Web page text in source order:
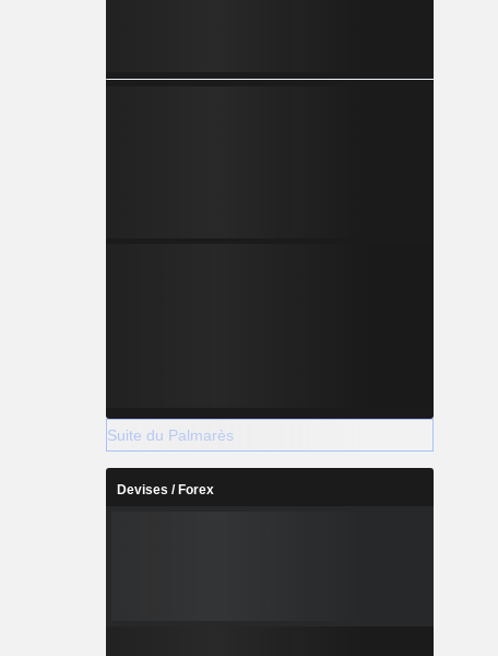
Suite du Palmarès
Devises / Forex